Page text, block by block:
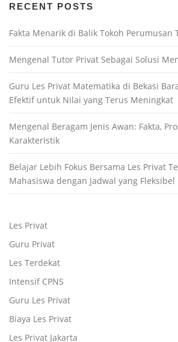
RECENT POSTS
Fakta Menarik di Balik Tokoh Perumusan
Mengenal Tutor Privat Sebagai Solusi
Guru Les Privat Matematika di Bekasi
Efektif untuk Nilai yang Terus Meningkat
Mengenal Beragam Jenis Awan: Fakta,
Karakteristik
Belajar Lebih Fokus Bersama Les Privat
Mahasiswa dengan Jadwal yang Fleksibel
Les Privat
Guru Privat
Les Terdekat
Intensif CPNS
Guru Les Privat
Biaya Les Privat
Les Privat Jakarta